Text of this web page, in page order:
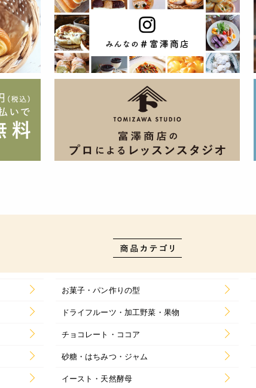
お菓子・パン作りの型
ドライフルーツ・加工野菜・果物
チョコレート・ココア
砂糖・はちみつ・ジャム
イースト・天然酵母